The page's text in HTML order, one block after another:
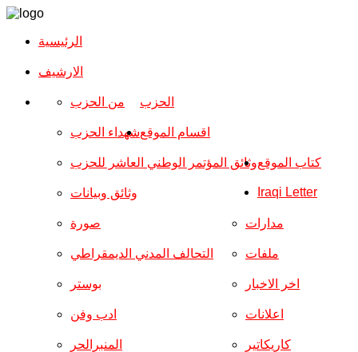
الرئيسية
الارشیف
الحزب من الحزب
شهداء الحزب
وثائق المؤتمر الوطني العاشر للحزب
وثائق وبيانات
اقسام الموقع
صورة
التحالف المدني الديمقراطي
بوستر
ادب وفن
المنبرالحر
مدارات
ملفات
اخر الاخبار
اعلانات
كاريكاتير
كتاب الموقع
Iraqi Letter